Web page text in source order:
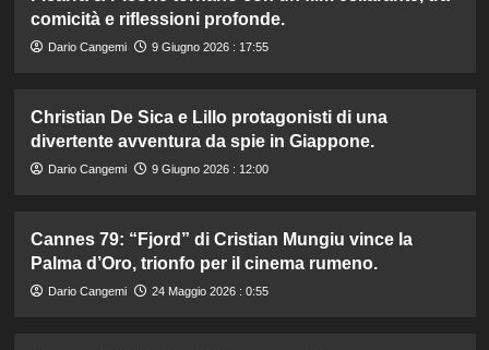
comicità e riflessioni profonde.
Dario Cangemi 9 Giugno 2026 : 17:55
Christian De Sica e Lillo protagonisti di una
divertente avventura da spie in Giappone.
Dario Cangemi 9 Giugno 2026 : 12:00
Cannes 79: “Fjord” di Cristian Mungiu vince la
Palma d’Oro, trionfo per il cinema rumeno.
Dario Cangemi 24 Maggio 2026 : 0:55